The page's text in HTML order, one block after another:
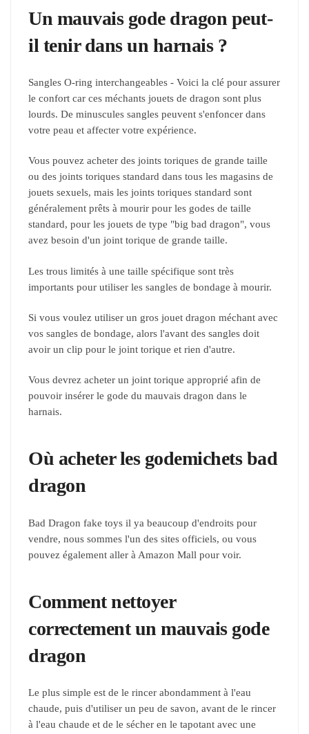
Un mauvais gode dragon peut-
il tenir dans un harnais ?
Sangles O-ring interchangeables - Voici la clé pour assurer
le confort car ces méchants jouets de dragon sont plus
lourds. De minuscules sangles peuvent s'enfoncer dans
votre peau et affecter votre expérience.
Vous pouvez acheter des joints toriques de grande taille
ou des joints toriques standard dans tous les magasins de
jouets sexuels, mais les joints toriques standard sont
généralement prêts à mourir pour les godes de taille
standard, pour les jouets de type "big bad dragon", vous
avez besoin d'un joint torique de grande taille.
Les trous limités à une taille spécifique sont très
importants pour utiliser les sangles de bondage à mourir.
Si vous voulez utiliser un gros jouet dragon méchant avec
vos sangles de bondage, alors l'avant des sangles doit
avoir un clip pour le joint torique et rien d'autre.
Vous devrez acheter un joint torique approprié afin de
pouvoir insérer le gode du mauvais dragon dans le
harnais.
Où acheter les godemichets bad
dragon
Bad Dragon fake toys il ya beaucoup d'endroits pour
vendre, nous sommes l'un des sites officiels, ou vous
pouvez également aller à Amazon Mall pour voir.
Comment nettoyer
correctement un mauvais gode
dragon
Le plus simple est de le rincer abondamment à l'eau
chaude, puis d'utiliser un peu de savon, avant de le rincer
à l'eau chaude et de le sécher en le tapotant avec une